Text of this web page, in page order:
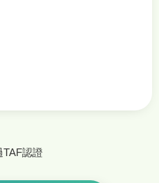
TAF認證